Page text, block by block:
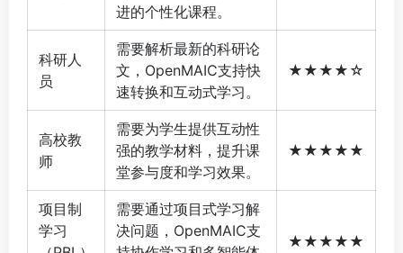
进的个性化课程。
科研人
员
需要解析最新的科研论
文，OpenMAIC支持快
速转换和互动式学习。
★★★★☆
高校教
师
需要为学生提供互动性
强的教学材料，提升课
堂参与度和学习效果。
★★★★★
项目制
学习
需要通过项目式学习解
决问题，OpenMAIC支
★★★★★